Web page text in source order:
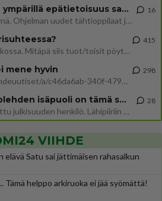
Uuden TTK-juontajan ympärillä epätietoisuus sakenee - Nyt MTV hämmentää soppaa
TTK tulee taas tänä syksynä. Ohjelman uudet tähtioppilaat julkistetaan torstaina 6. elokuuta klo 14 alkavassa lehdistö
16
Siinäpä se kysymys on otsikossa. Mitäpä siis tuot/toisit pöytään parisuhteessa? Oletko mies vai nainen? Koetko sen mitä
415
mene hyvin
https://www.iltalehti.fi/viihdeuutiset/a/c46da6ab-340f-4790-aaa7-0865eed2336 Yrityksen konkurssihakemus on tullut kärä
298
Tiesitkö? Martina Aitolehden isäpuoli on tämä suosittu laulaja
Martina Aitolehti on seurattu julkisuuden henkilö. Lähipiiriin mahtuu muitakin tunnettuja henkilöitä. Tiesitkö, että Ma
28
VIIHDE
Satu sai jättimäisen rahasalkun
Tämä helppo arkiruoka ei jää syömättä!